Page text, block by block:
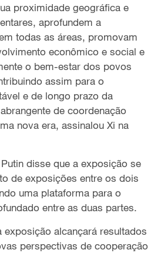
proximidade geográfica e
aprofundem a
todas as áreas, promovam
econômico e social e
o bem-estar dos povos
assim para o
e de longo prazo da
de coordenação
nova era, assinalou Xi na
disse que a exposição se
de exposições entre os dois
uma plataforma para o
entre as duas partes.
exposição alcançará resultados
perspectivas de cooperação